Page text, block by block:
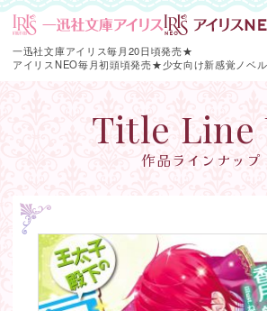
一迅社文庫アイリス毎月20日頃発売★
アイリスNEO毎月初頭頃発売★少女向け新感覚ノベル
Title Line
作品ラインナップ